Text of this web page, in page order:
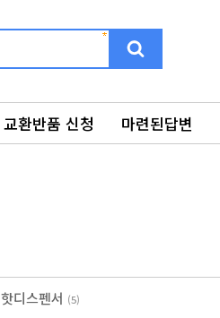
교환반품 신청 마련된답변
핫디스펜서 (5)